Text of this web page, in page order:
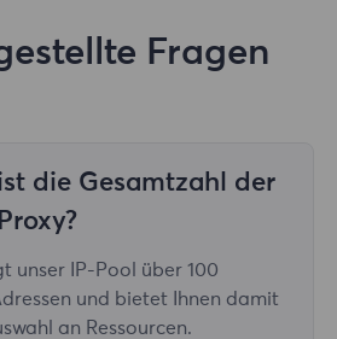
Fragen
die Gesamtzahl der
unser IP-Pool über 100
und bietet Ihnen damit
an Ressourcen.